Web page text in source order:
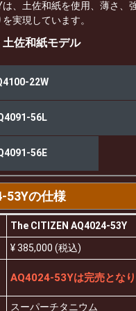
、土佐和紙を使用、薄さ、
実現しています。
佐和紙モデル
22W
56L
56E
53Yの仕様
The CITIZEN AQ4024-53Y
¥ 385,000 (税込)
AQ4024-53Yは完売とな
スーパーチタニウム